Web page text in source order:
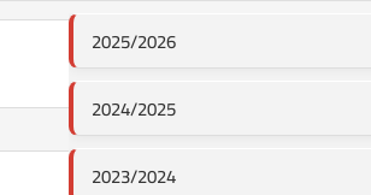
2025/2026
2024/2025
2023/2024